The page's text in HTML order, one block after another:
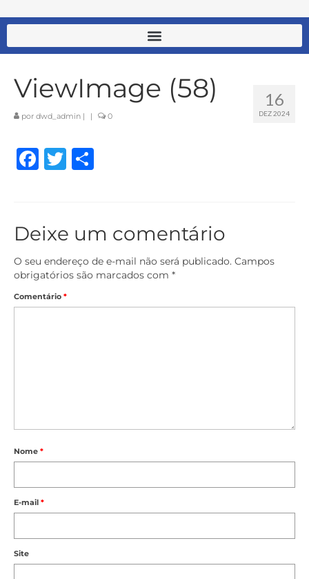
16
DEZ 2024
ViewImage (58)
por dwd_admin | | 0
Facebook
Twitter
Deixe um comentário
O seu endereço de e-mail não será publicado. Campos
obrigatórios são marcados com *
Comentário *
Nome *
E-mail *
Site